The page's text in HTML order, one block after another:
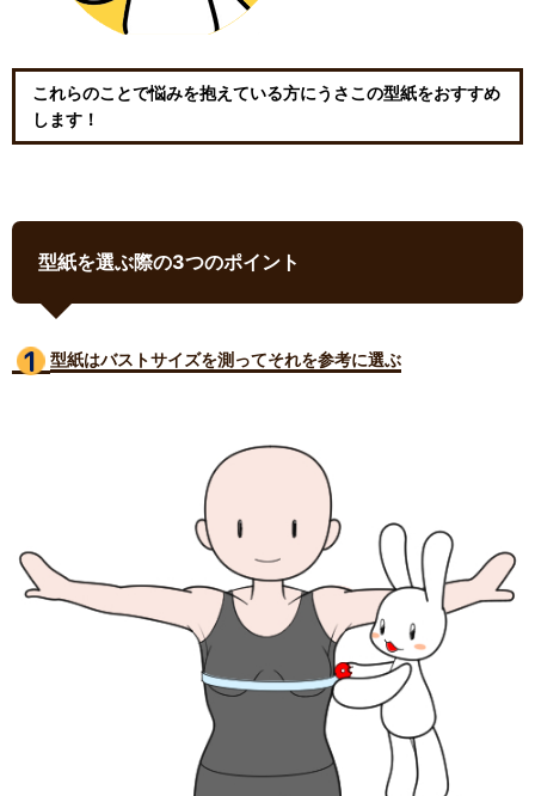
これらのことで悩みを抱えている方にうさこの型紙をおすすめ
します！
型紙を選ぶ際の3つのポイント
型紙はバストサイズを測ってそれを参考に選ぶ